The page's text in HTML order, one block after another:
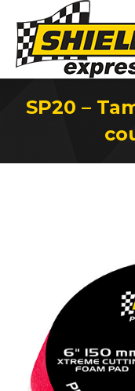
SP20 –